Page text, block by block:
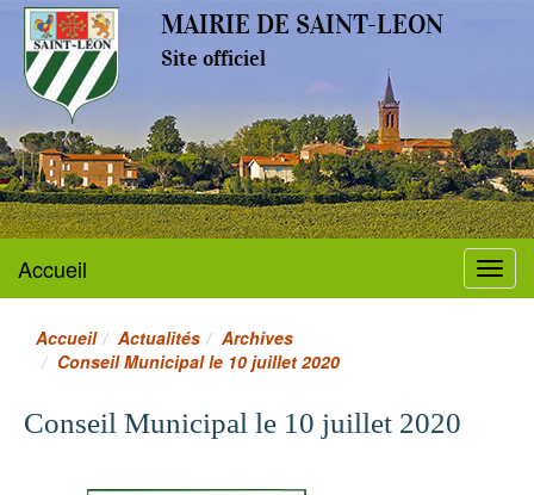
MAIRIE DE SAINT-LEON
Site officiel
Menu
Accueil
Accueil Actualités
Archives
Conseil Municipal le 10 juillet 2020
Conseil Municipal le 10 juillet 2020